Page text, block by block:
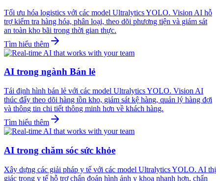
Tối ưu hóa logistics với các model Ultralytics YOLO. Vision AI hỗ
trợ kiểm tra hàng hóa, phân loại, theo dõi phương tiện và giám sát
an toàn kho bãi trong thời gian thực.
Tìm hiểu thêm
AI trong ngành Bán lẻ
Tái định hình bán lẻ với các model Ultralytics YOLO. Vision AI
thúc đẩy theo dõi hàng tồn kho, giám sát kệ hàng, quản lý hàng đợi
và thông tin chi tiết thông minh hơn về khách hàng.
Tìm hiểu thêm
AI trong chăm sóc sức khỏe
Xây dựng các giải pháp y tế với các model Ultralytics YOLO. AI thị
giác trong y tế hỗ trợ chẩn đoán hình ảnh y khoa nhanh hơn, chẩn